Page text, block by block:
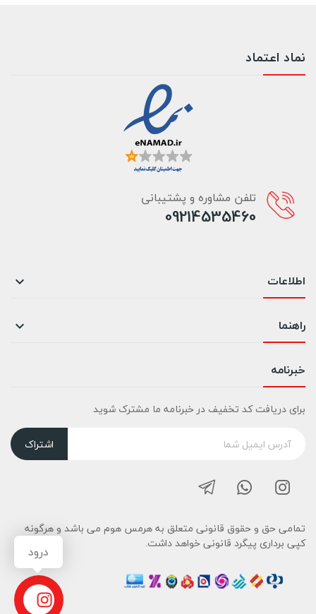
نماد اعتماد
تلفن مشاوره و پشتیبانی
09214535460
اطلاعات 
راهنما 
خبرنامه
برای دریافت کد تخفیف در خبرنامه ما مشترک شوید
اشتراک
تمامی حق و حقوق قانونی متعلق به هرمس هوم می باشد و هرگونه
کپی برداری پیگرد قانونی خواهد داشت.
درود